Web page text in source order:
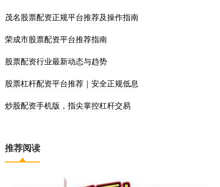
茂名股票配资正规平台推荐及操作指南
荣成市股票配资平台推荐指南
股票配资行业最新动态与趋势
股票杠杆配资平台推荐｜安全正规低息
炒股配资手机版，指尖掌控杠杆交易
推荐阅读